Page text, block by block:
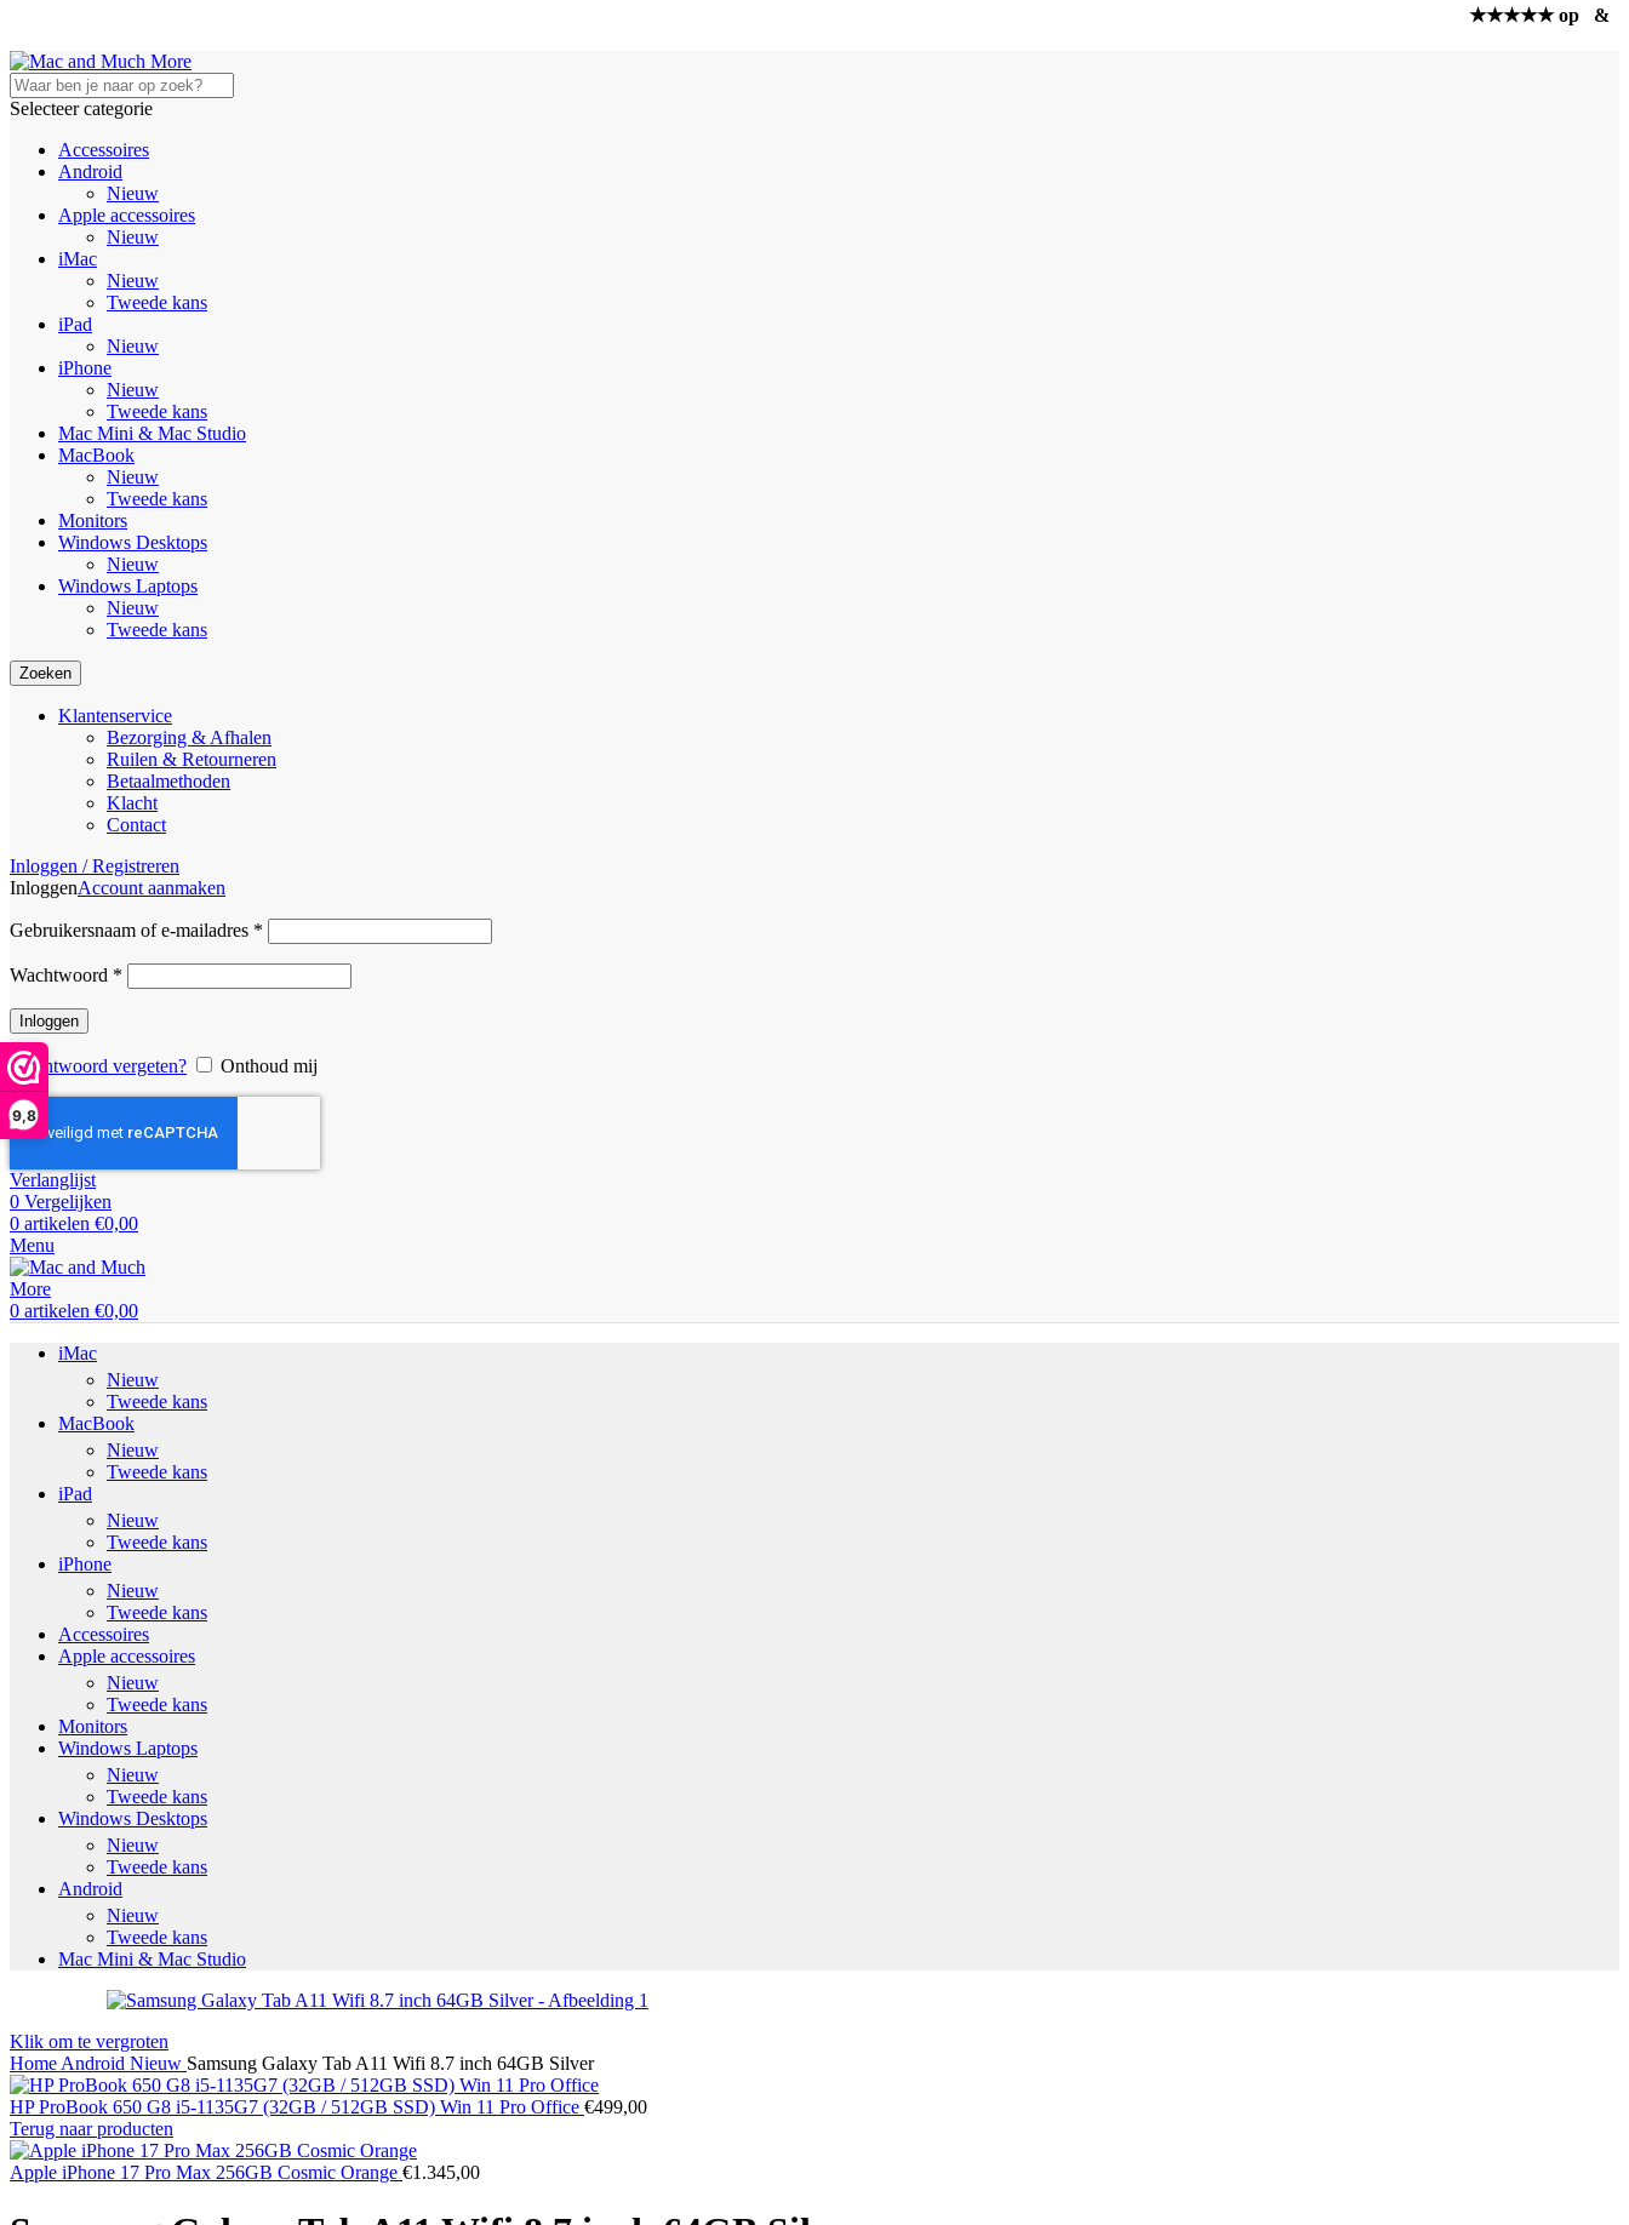
9,8
★★★★★ op &
Selecteer categorie
Accessoires
Android
Nieuw
Apple accessoires
Nieuw
iMac
Nieuw
Tweede kans
iPad
Nieuw
iPhone
Nieuw
Tweede kans
Mac Mini & Mac Studio
MacBook
Nieuw
Tweede kans
Monitors
Windows Desktops
Nieuw
Windows Laptops
Nieuw
Tweede kans
Zoeken
Klantenservice
Bezorging & Afhalen
Ruilen & Retourneren
Betaalmethoden
Klacht
Contact
Inloggen / Registreren
InloggenAccount aanmaken
Gebruikersnaam of e-mailadres *
Wachtwoord *
Inloggen
Wachtwoord vergeten? Onthoud mij
Verlanglijst
0 Vergelijken
0 artikelen €0,00
Menu
0 artikelen €0,00
iMac
Nieuw
Tweede kans
MacBook
Nieuw
Tweede kans
iPad
Nieuw
Tweede kans
iPhone
Nieuw
Tweede kans
Accessoires
Apple accessoires
Nieuw
Tweede kans
Monitors
Windows Laptops
Nieuw
Tweede kans
Windows Desktops
Nieuw
Tweede kans
Android
Nieuw
Tweede kans
Mac Mini & Mac Studio
Klik om te vergroten
Home Android Nieuw Samsung Galaxy Tab A11 Wifi 8.7 inch 64GB Silver
HP ProBook 650 G8 i5-1135G7 (32GB / 512GB SSD) Win 11 Pro Office €499,00
Terug naar producten
Apple iPhone 17 Pro Max 256GB Cosmic Orange €1.345,00